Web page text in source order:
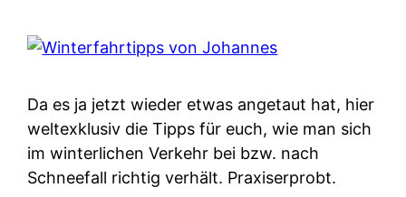
Da es ja jetzt wieder etwas angetaut hat, hier
weltexklusiv die Tipps für euch, wie man sich
im winterlichen Verkehr bei bzw. nach
Schneefall richtig verhält. Praxiserprobt.